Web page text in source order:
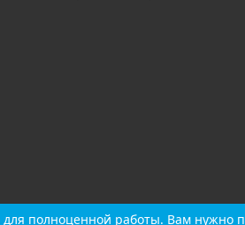
полноценной работы. Вам нужно